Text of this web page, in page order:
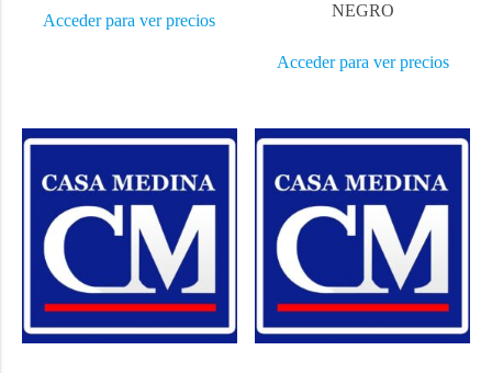
Acceder para ver precios
NEGRO
Acceder para ver precios